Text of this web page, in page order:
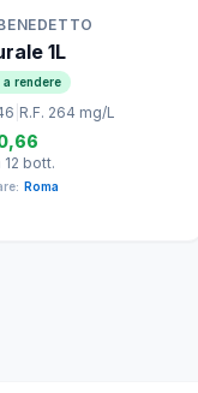
1L
a rendere
R.F. 264 mg/L
12 bott.
Roma